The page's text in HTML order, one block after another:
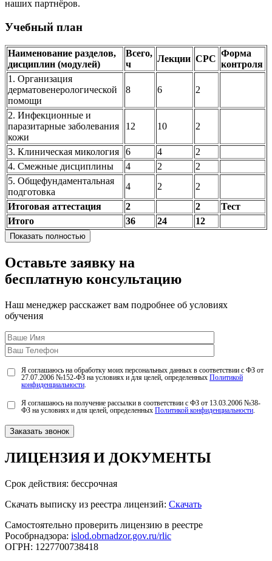
наших партнёров.
Учебный план
Наименование разделов,
дисциплин (модулей)
Всего,
ч
Лекции СРС
Форма
контроля
1. Организация
дерматовенерологической
помощи
8 6 2
2. Инфекционные и
паразитарные заболевания
кожи
12 10 2
3. Клиническая микология 6 4
2
4. Смежные дисциплины
4 2
2
5. Общефундаментальная
подготовка
4 2
2
Итоговая аттестация
2 2
Тест
Итого
36 24 12
Показать полностью
Оставьте заявку на
бесплатную консультацию
Наш менеджер расскажет вам подробнее об условиях
обучения
Я соглашаюсь на обработку моих персональных данных в соответствии с ФЗ от
27.07.2006 №152-ФЗ на условиях и для целей, определенных Политикой
конфиденциальности.
Я соглашаюсь на получение рассылки в соответствии с ФЗ от 13.03.2006 №38-
ФЗ на условиях и для целей, определенных Политикой конфиденциальности.
ЛИЦЕНЗИЯ И ДОКУМЕНТЫ
Срок действия: бессрочная
Скачать выписку из реестра лицензий: Скачать
Самостоятельно проверить лицензию в реестре
Рособрнадзора: islod.obrnadzor.gov.ru/rlic
ОГРН: 1227700738418